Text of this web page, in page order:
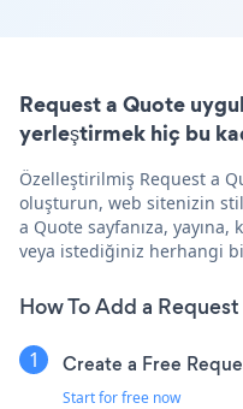
Request a Quote
yerleştirmek hiç bu
Özelleştirilmiş Request a
oluşturun, web sitenizin
a Quote sayfanıza,
veya istediğiniz herhangi
How To Add a
Create a Free
Start for free now